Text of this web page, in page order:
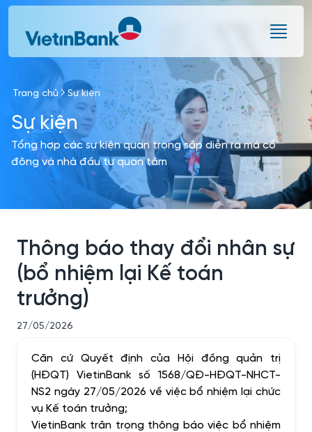
Skip to Main Content
Trang chủ Sự kiện
Sự kiện
Tổng hợp các sự kiện quan trọng sắp diễn ra mà cổ
đông và nhà đầu tư quan tâm
Thông báo thay đổi nhân sự
(bổ nhiệm lại Kế toán
trưởng)
27/05/2026
Căn cứ Quyết định của Hội đồng quản trị
(HĐQT) VietinBank số 1568/QĐ-HĐQT-NHCT-
NS2 ngày 27/05/2026 về việc bổ nhiệm lại chức
vụ Kế toán trưởng;
VietinBank trân trọng thông báo việc bổ nhiệm